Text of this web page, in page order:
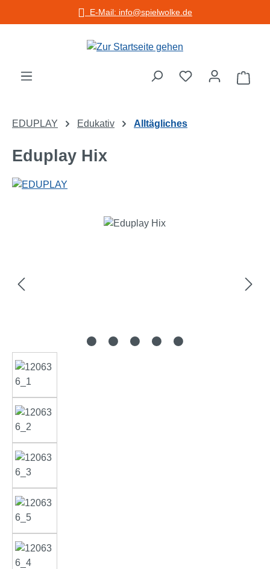
Zum Hauptinhalt springenE-Mail: info@spielwolke.de
EDUPLAY Edukativ Alltägliches
Eduplay Hix